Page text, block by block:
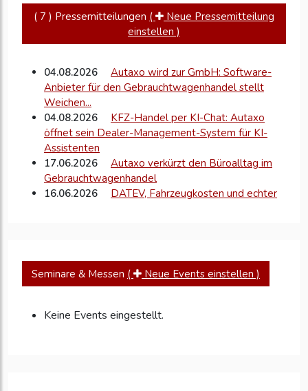
( 7 ) Pressemitteilungen (
Neue Pressemitteilung
einstellen )
04.08.2026
Autaxo wird zur GmbH: Software-
Anbieter für den Gebrauchtwagenhandel stellt
Weichen...
04.08.2026
KFZ-Handel per KI-Chat: Autaxo
öffnet sein Dealer-Management-System für KI-
Assistenten
17.06.2026
Autaxo verkürzt den Büroalltag im
Gebrauchtwagenhandel
16.06.2026
DATEV, Fahrzeugkosten und echter
15.06.2026
E-Rechnung im
Gebrauchtwagenhandel: AUTAXO verbindet
15.06.2026
Bessere Fahrzeugfotos ohne Studio:
Seminare & Messen ( Neue Events einstellen )
Keine Events eingestellt.